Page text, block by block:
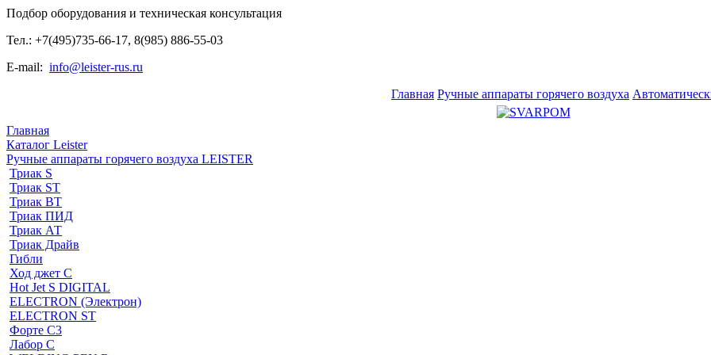
Подбор оборудования и техническая консультация
Тел.: +7(495)735-66-17, 8(985) 886-55-03
E-mail: info@leister-rus.ru
Главная Ручные аппараты горячего воздуха
Главная
Каталог Leister
Ручные аппараты горячего воздуха LEISTER
Триак S
Триак ST
Триак ВТ
Триак ПИД
Триак АТ
Триак Драйв
Гибли
Ход джет С
Hot Jet S DIGITAL
ELECTRON (Электрон)
ELECTRON ST
Форте С3
Лабор С